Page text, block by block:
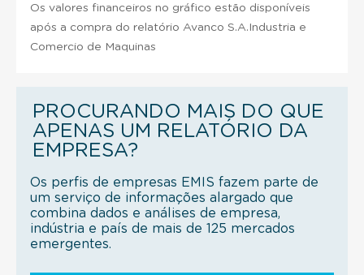
Os valores financeiros no gráfico estão disponíveis
após a compra do relatório Avanco S.A.Industria e
Comercio de Maquinas
PROCURANDO MAIS DO QUE
APENAS UM RELATÓRIO DA
EMPRESA?
Os perfis de empresas EMIS fazem parte de
um serviço de informações alargado que
combina dados e análises de empresa,
indústria e país de mais de 125 mercados
emergentes.